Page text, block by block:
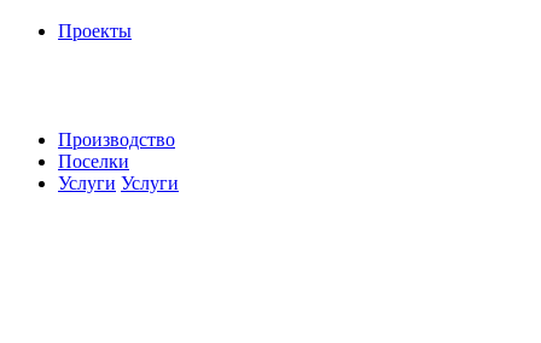
Проекты
Производство
Поселки
Услуги Услуги